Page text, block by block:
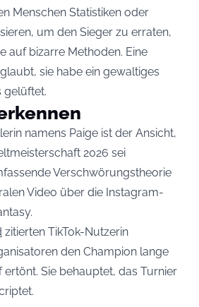
Menschen Statistiken oder
um den Sieger zu erraten,
auf bizarre Methoden. Eine
sie habe ein gewaltiges
gelüftet.
namens Paige ist der Ansicht,
2026 sei
Verschwörungstheorie
Video über die Instagram-
zitierten TikTok-Nutzerin
den Champion lange
ertönt. Sie behauptet, das Turnier